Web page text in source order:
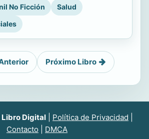
No Ficción
Salud
Próximo Libro
Libro Digital Política de Privacidad
Contacto
DMCA